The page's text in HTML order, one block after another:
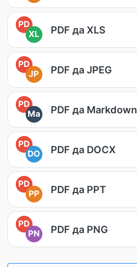
PD
XL
PDF да XLS
PD
JP
PDF да JPEG
PD
Ma
PDF да Markdown
PD
DO
PDF да DOCX
PD
PP
PDF да PPT
PD
PN
PDF да PNG